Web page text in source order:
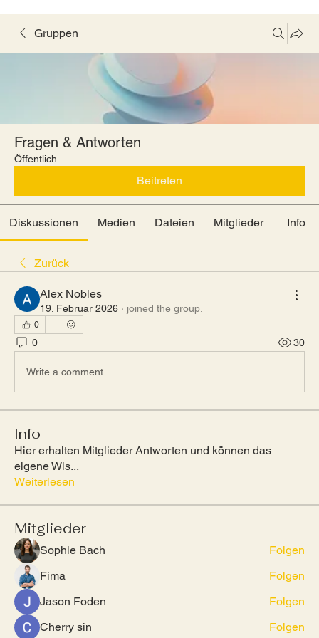
Gruppen
Fragen & Antworten
Öffentlich
Beitreten
Diskussionen Medien Dateien Mitglieder Info
Zurück
Alex Nobles
19. Februar 2026 · joined the group.
0
0 30
Write a comment...
Info
Hier erhalten Mitglieder Antworten und können das
eigene Wis...
Weiterlesen
Mitglieder
Sophie Bach
Folgen
Fima
Folgen
Jason Foden
Folgen
Cherry sin
Folgen